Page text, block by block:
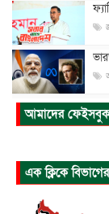
আমাদের ফেইসবুক
এক ক্লিকে